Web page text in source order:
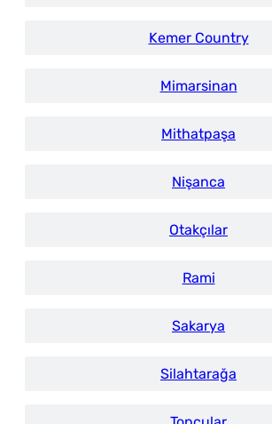
Kemer Country
Mimarsinan
Mithatpaşa
Nişanca
Otakçılar
Rami
Sakarya
Silahtarağa